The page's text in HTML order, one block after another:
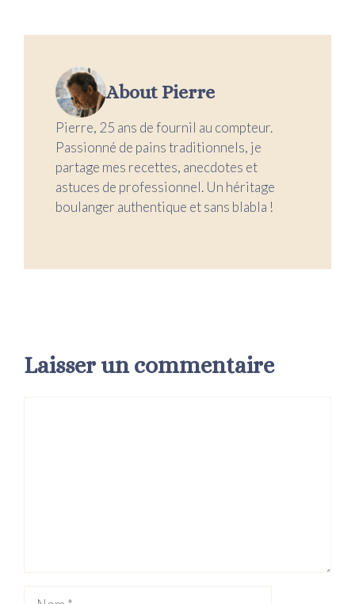
About Pierre
Pierre, 25 ans de fournil au compteur.
Passionné de pains traditionnels, je
partage mes recettes, anecdotes et
astuces de professionnel. Un héritage
boulanger authentique et sans blabla !
Laisser un commentaire